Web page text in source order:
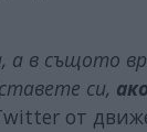
а в същото
си,
от